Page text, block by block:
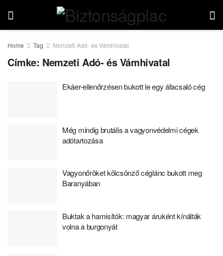
Home Tag Nemzeti Adó- és Vámhivatal
Címke: Nemzeti Adó- és Vámhivatal
Ekáer-ellenőrzésen bukott le egy áfacsaló cég
Még mindig brutális a vagyonvédelmi cégek
adótartozása
Vagyonőröket kölcsönző céglánc bukott meg
Baranyában
Buktak a hamisítók: magyar áruként kínálták
volna a burgonyát